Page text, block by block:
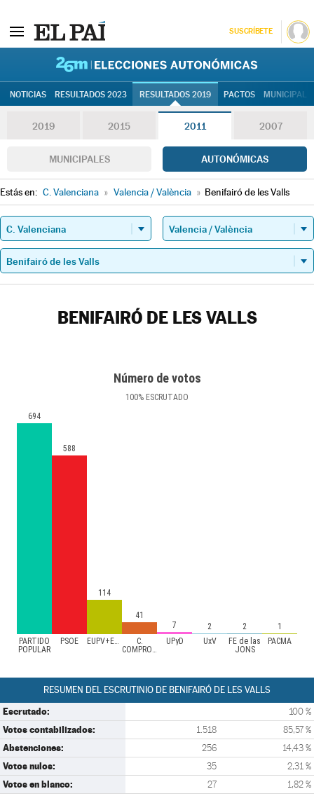
SUSCRÍBETE
NOTICIAS RESULTADOS 2023 RESULTADOS 2019 PACTOS
2019 2015 2011 2007
MUNICIPALES AUTONÓMICAS
Estás en: C. Valenciana » Valencia / València » Benifairó de les Valls
BENIFAIRÓ DE LES VALLS
Número de votos
100% ESCRUTADO
PARTIDO
POPULAR
PSOE EUPV+ERPV
C.
COMPROMÍS
UPyD UxV
FE de las
JONS
PACMA
694
588
114
41
7
2 2 1
RESUMEN DEL ESCRUTINIO DE BENIFAIRÓ DE LES VALLS
Escrutado: 100 %
Votos contabilizados: 1.518 85,57 %
Abstenciones: 256 14,43 %
Votos nulos: 35 2,31 %
Votos en blanco: 27 1,82 %